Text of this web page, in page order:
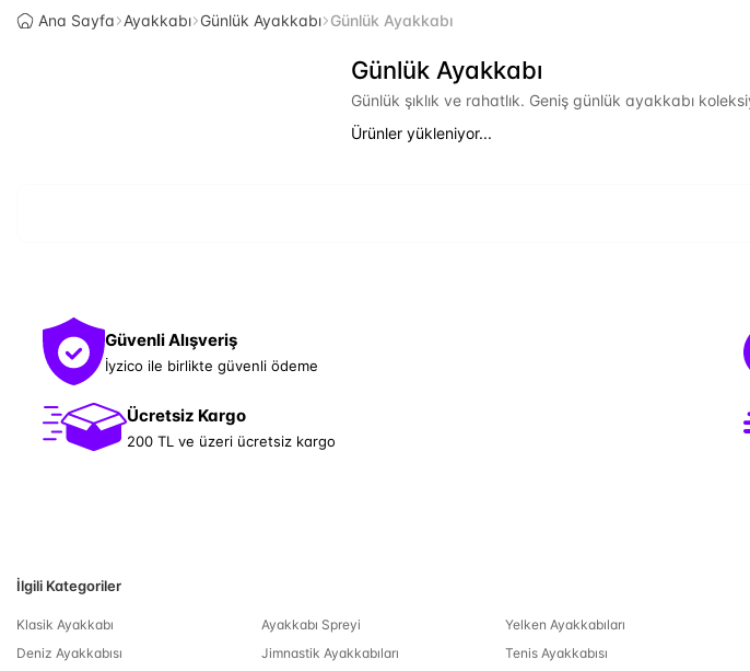
Ana Sayfa Ayakkabı Günlük Ayakkabı Günlük Ayakkabı
Günlük Ayakkabı
Günlük şıklık ve rahatlık. Geniş günlük ayakkabı
Ürünler yükleniyor...
Güvenli Alışveriş
İyzico ile birlikte güvenli ödeme
Ücretsiz Kargo
200 TL ve üzeri ücretsiz kargo
İlgili Kategoriler
Klasik Ayakkabı
Deniz Ayakkabısı
Ayakkabı Spreyi
Jimnastik Ayakkabıları
Yelken Ayakkabıları
Tenis Ayakkabısı